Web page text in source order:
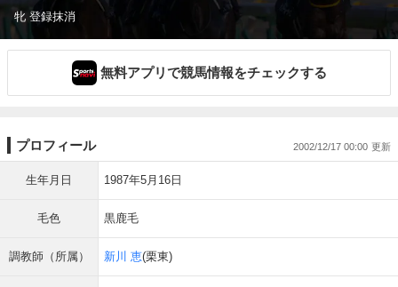
牝 登録抹消
無料アプリで競馬情報をチェックする
プロフィール 2002/12/17 00:00
生年月日 1987年5月16日
毛色 黒鹿毛
調教師（所属） 新川 恵(栗東)